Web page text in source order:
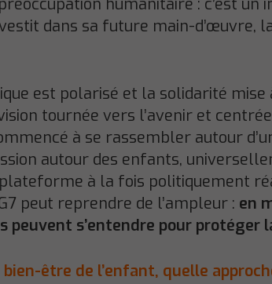
humanitaire : c’est
dans sa future main-d’œuvre,
est polarisé et la solidarité mise
tournée vers l’avenir et
à se rassembler autour
autour des enfants,
à la fois politiquement
peut reprendre de l’ampleur : en
s’entendre pour protéger
bien-être de l’enfant, quelle